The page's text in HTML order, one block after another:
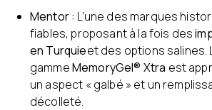
Mentor : L’une des marques
fiables, proposant à la fois des
en Turquieet des options salines.
gammeMemoryGel® Xtra est
un aspect « galbé » et un
décolleté.